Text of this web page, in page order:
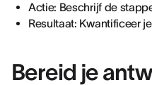
Actie: Beschrijf de
Resultaat: Kwantificeer
Bereid je